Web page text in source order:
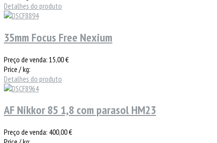
Detalhes do produto
35mm Focus Free Nexium
Preço de venda: 15,00 €
Price / kg:
Detalhes do produto
AF Nikkor 85 1,8 com parasol HM23
Preço de venda: 400,00 €